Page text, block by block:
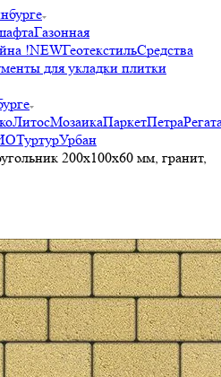
Газонная
!NEWГеотекстильСредства
для укладки плитки
ЛитосМозаикаПаркетПетра
ТуртурУрбан
200х100х60 мм, гранит,